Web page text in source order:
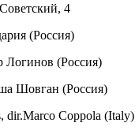
4
(Россия)
(Россия)
Шовган (Россия)
dir.Marco Coppola (Italy)